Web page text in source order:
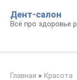
контенту
Дент-салон
Всё про здоровье
Главная » Красота